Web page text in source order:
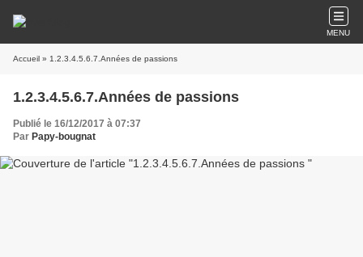
MENU
Accueil » 1.2.3.4.5.6.7.Années de passions
1.2.3.4.5.6.7.Années de passions
Publié le 16/12/2017 à 07:37
Par Papy-bougnat